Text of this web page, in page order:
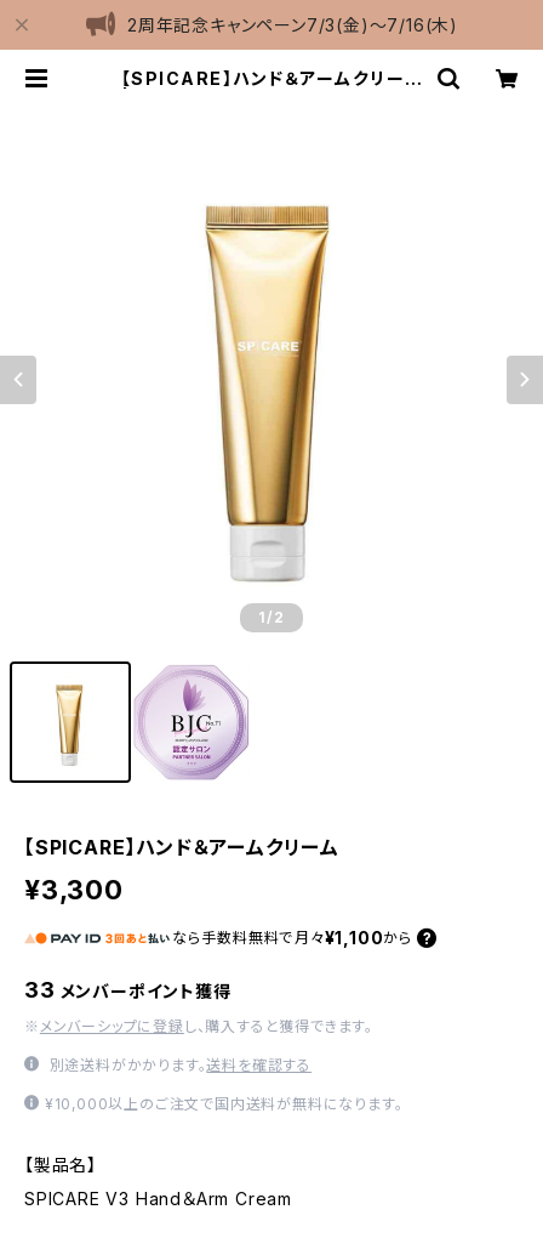
2周年記念キャンペーン7/3(金)〜7/16(木)
【SPICARE】ハンド＆アームクリーム
1 /2
【SPICARE】ハンド＆アームクリーム
¥3,300
なら 手数料無料で 月々¥1,100から
33 メンバーポイント獲得
※ メンバーシップに登録 し、購入すると獲得できます。
別途送料がかかります。送料を確認する
¥10,000以上のご注文で国内送料が無料になります。
【製品名】
SPICARE V3 Hand＆Arm Cream